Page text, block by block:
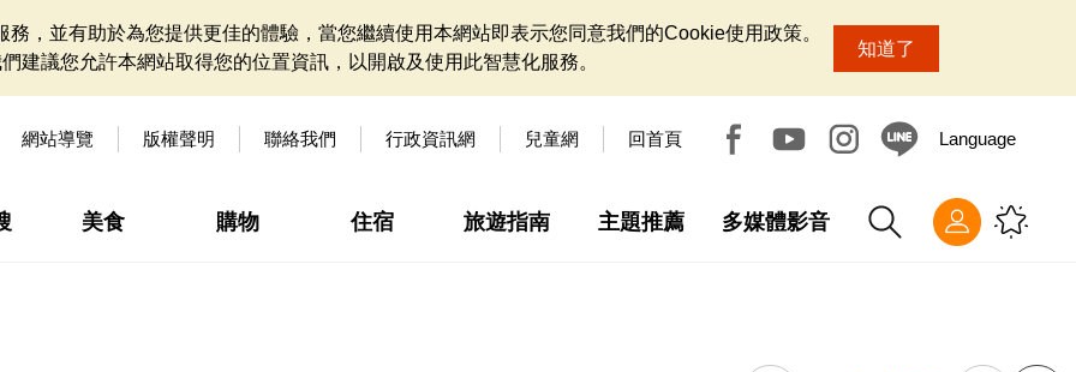
，並有助於為您提供更佳的體驗，當您繼續使用本網站即表示您同意我們的Cookie使用政策。
建議您允許本網站取得您的位置資訊，以開啟及使用此智慧化服務。
知道了
網站導覽 版權聲明 聯絡我們 行政資訊網 兒童網 回首頁 Language
美食 購物 住宿 旅遊指南 主題推薦 多媒體影音